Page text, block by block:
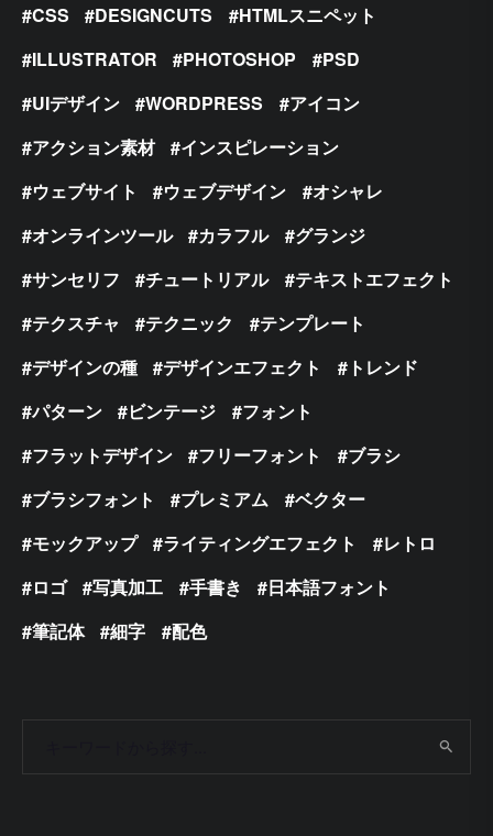
CSS DESIGNCUTS
HTMLスニペット
ILLUSTRATOR
PHOTOSHOP
PSD
UIデザイン
WORDPRESS
アイコン
アクション素材
インスピレーション
ウェブサイト
ウェブデザイン
オシャレ
オンラインツール
カラフル
グランジ
サンセリフ
チュートリアル
テキストエフェクト
テクスチャ
テクニック
テンプレート
デザインの種
デザインエフェクト
トレンド
パターン
ビンテージ
フォント
フラットデザイン
フリーフォント
ブラシ
ブラシフォント
プレミアム
ベクター
モックアップ
ライティングエフェクト
レトロ
ロゴ
写真加工 手書き
日本語フォント
筆記体
細字 配色